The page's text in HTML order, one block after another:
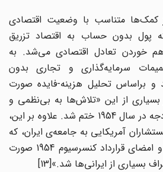
کمک‌‌ها متناسب با وضعیت اقتصادی
پول بدون حساب به اقتصاد تزریق
خوردن تعادل اقتصادی می‌شد. به
سرمایه‌گذاری و تجاری بدون
و براساس تحلیل هزینه-فایده صورت
از این «تلاش‌ها به بی‌نظمی و
سوءاستفاده‌‌ی مالی از بودجه در سال 1954 ختم شد. علاوه بر این،
آمریکایی به جامعه‌‌ی ایران، که
پس از سرنگونی مصدق و امضای قرارداد کنسرسیوم 1954 صورت
از ایرانی‌ها شد.»[13]